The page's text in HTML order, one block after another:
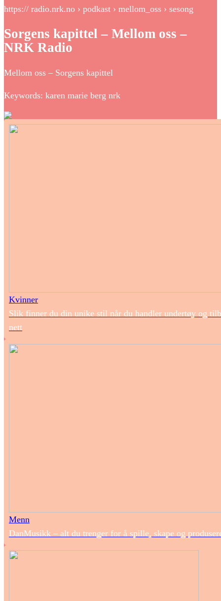
https:// radio.nrk.no › podkast › mellom_oss › sesong
Sorgens kapittel – Mellom oss –
NRK Radio
Mellom oss – Sorgens kapittel
Keywords: karen marie berg nrk
Kvinner
Slik finner du din unike stil når du handler undertøy og
nett
Menn
DanMusikk – alt du trenger for å spille, skape og